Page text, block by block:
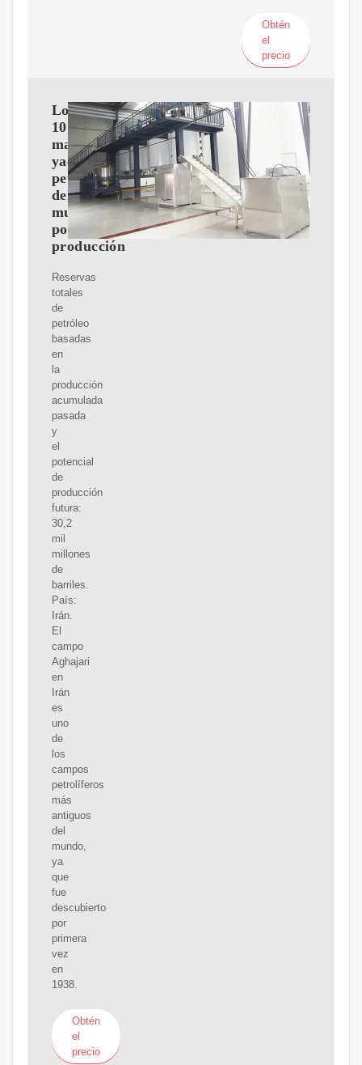
Obtén
el
precio
Los
10
mayores
yacimientos
petrolíferos
del
mundo
por
producción
Reservas
totales
de
petróleo
basadas
en
la
producción
acumulada
pasada
y
el
potencial
de
producción
futura:
30,2
mil
millones
de
barriles.
País:
Irán.
El
campo
Aghajari
en
Irán
es
uno
de
los
campos
petrolíferos
más
antiguos
del
mundo,
ya
que
fue
descubierto
por
primera
vez
en
1938.
Obtén
el
precio